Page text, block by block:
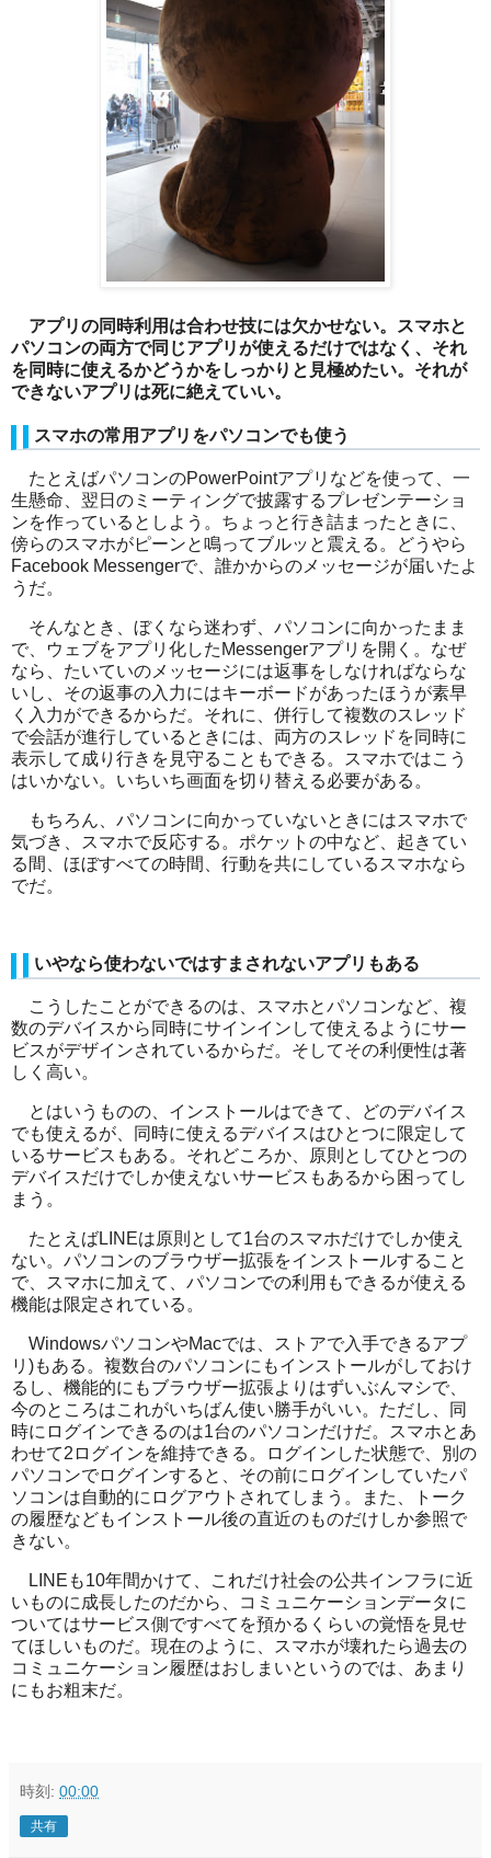
アプリの同時利用は合わせ技には欠かせない。スマホと
パソコンの両方で同じアプリが使えるだけではなく、それ
を同時に使えるかどうかをしっかりと見極めたい。それが
できないアプリは死に絶えていい。
スマホの常用アプリをパソコンでも使う
たとえばパソコンのPowerPointアプリなどを使って、一
生懸命、翌日のミーティングで披露するプレゼンテーショ
ンを作っているとしよう。ちょっと行き詰まったときに、
傍らのスマホがピーンと鳴ってブルッと震える。どうやら
Facebook Messengerで、誰かからのメッセージが届いたよ
うだ。
そんなとき、ぼくなら迷わず、パソコンに向かったまま
で、ウェブをアプリ化した Messengerアプリを開く。なぜ
なら、たいていのメッセージには返事をしなければならな
いし、その返事の入力にはキーボードがあったほうが素早
く入力ができるからだ。それに、併行して複数のスレッド
で会話が進行しているときには、両方のスレッドを同時に
表示して成り行きを見守ることもできる。スマホではこう
はいかない。いちいち画面を切り替える必要がある。
もちろん、パソコンに向かっていないときにはスマホで
気づき、スマホで反応する。ポケットの中など、起きてい
る間、ほぼすべての時間、行動を共にしているスマホなら
でだ。
いやなら使わないではすまされないアプリもある
こうしたことができるのは、スマホとパソコンなど、複
数のデバイスから同時にサインインして使えるようにサー
ビスがデザインされているからだ。そしてその利便性は著
しく高い。
とはいうものの、インストールはできて、どのデバイス
でも使えるが、同時に使えるデバイスはひとつに限定して
いるサービスもある。それどころか、原則としてひとつの
デバイスだけでしか使えないサービスもあるから困ってし
まう。
たとえばLINEは原則として1台のスマホだけでしか使え
ない。パソコンのブラウザー拡張をインストールすること
で、スマホに加えて、パソコンでの利用もできるが使える
機能は限定されている。
WindowsパソコンやMacでは、ストアで入手できるアプ
リ )もある。複数台のパソコンにもインストールがしておけ
るし、機能的にもブラウザー拡張よりはずいぶんマシで、
今のところはこれがいちばん使い勝手がいい。ただし、同
時にログインできるのは1台のパソコンだけだ。スマホとあ
わせて2 ログインを維持できる。ログインした状態で、別の
パソコンでログインすると、その前にログインしていたパ
ソコンは自動的にログアウトされてしまう。また、トーク
の履歴などもインストール後の直近のものだけしか参照で
きない。
LINE も10年間かけて、これだけ社会の公共インフラに近
いものに成長したのだから、コミュニケーションデータに
ついてはサービス側ですべてを預かるくらいの覚悟を見せ
てほしいものだ。現在のように、スマホが壊れたら過去の
コミュニケーション履歴はおしまいというのでは、あまり
にもお粗末だ。
時刻: 00:00
共有